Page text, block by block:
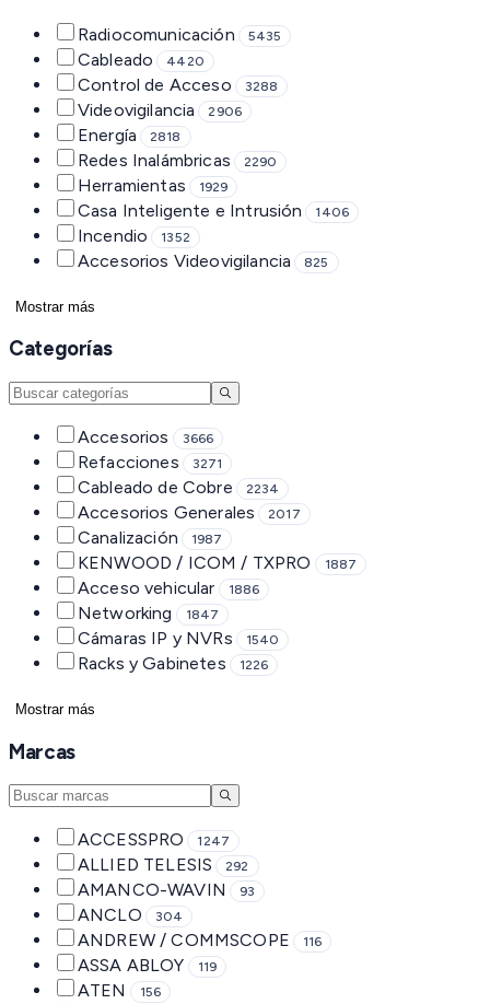
Radiocomunicación 5435
Cableado 4420
Control de Acceso 3288
Videovigilancia 2906
Energía 2818
Redes Inalámbricas 2290
Herramientas 1929
Casa Inteligente e Intrusión 1406
Incendio 1352
Accesorios Videovigilancia 825
Mostrar más
Categorías
Accesorios 3666
Refacciones 3271
Cableado de Cobre 2234
Accesorios Generales 2017
Canalización 1987
KENWOOD / ICOM / TXPRO 1887
Acceso vehicular 1886
Networking 1847
Cámaras IP y NVRs 1540
Racks y Gabinetes 1226
Mostrar más
Marcas
ACCESSPRO 1247
ALLIED TELESIS 292
AMANCO-WAVIN 93
ANCLO 304
ANDREW / COMMSCOPE 116
ASSA ABLOY 119
ATEN 156